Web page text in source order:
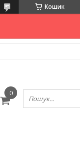
Кошик